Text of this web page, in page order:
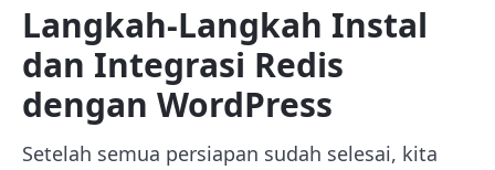
Langkah-Langkah Instal
dan Integrasi Redis
dengan WordPress
Setelah semua persiapan sudah selesai, kita